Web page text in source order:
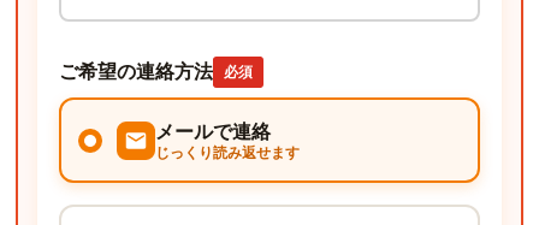
ご希望の連絡方法 必須
メールで連絡
じっくり読み返せます